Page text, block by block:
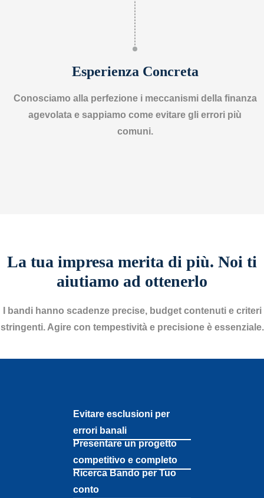
Esperienza Concreta
Conosciamo alla perfezione i meccanismi della finanza
agevolata e sappiamo come evitare gli errori più
comuni.
La tua impresa merita di più. Noi ti
aiutiamo ad ottenerlo
I bandi hanno scadenze precise, budget contenuti e criteri
stringenti. Agire con tempestività e precisione è essenziale.
Evitare esclusioni per
errori banali
Presentare un progetto
competitivo e completo
Ricerca Bando per Tuo
conto